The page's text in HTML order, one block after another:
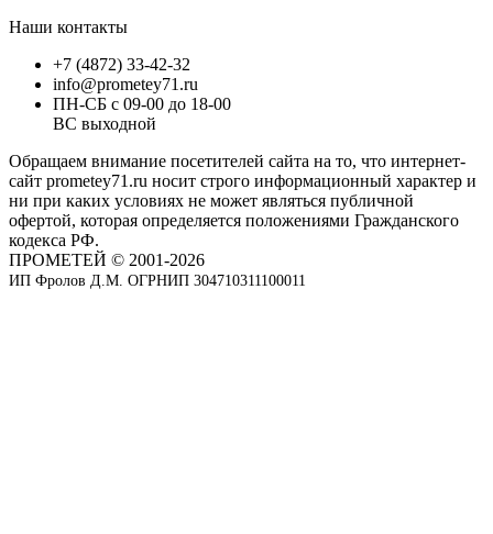
Наши контакты
+7 (4872) 33-42-32
info@prometey71.ru
ПН-СБ с 09-00 до 18-00
ВС выходной
Обращаем внимание посетителей сайта на то, что интернет-
сайт prometey71.ru носит строго информационный характер и
ни при каких условиях не может являться публичной
офертой, которая определяется положениями Гражданского
кодекса РФ.
ПРОМЕТЕЙ © 2001-2026
ИП Фролов Д.М. ОГРНИП 304710311100011